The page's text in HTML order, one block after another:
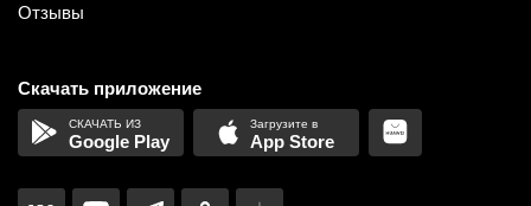
Отзывы
Скачать приложение
Google Play App Store